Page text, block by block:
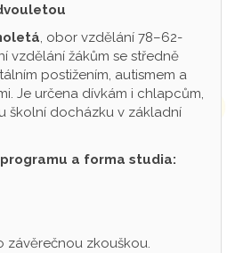
, obor vzdělání 78–62-
vzdělání žákům se středně
postižením, autismem a
Je určena dívkám i chlapcům,
školní docházku v základní
a forma studia:
závěrečnou zkouškou.